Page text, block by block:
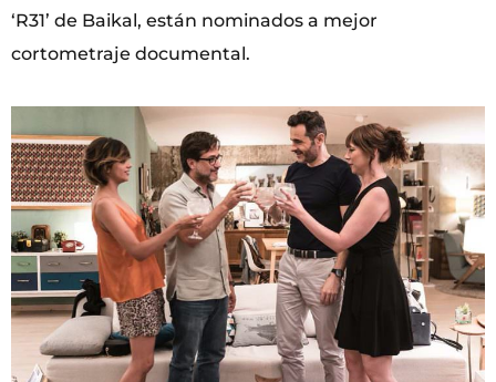
‘R31’ de Baikal, están nominados a mejor
cortometraje documental.